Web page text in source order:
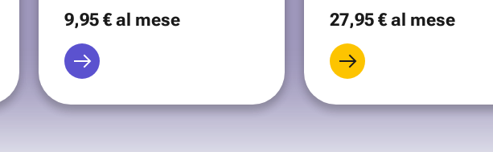
9,95 €al mese 27,95 €al mese